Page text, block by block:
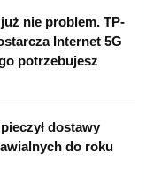
nie problem. TP-
Internet 5G
potrzebujesz
dostawy
do roku